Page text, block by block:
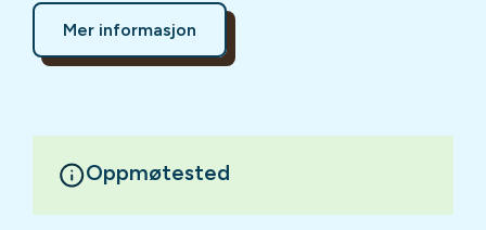
Mer informasjon
Oppmøtested